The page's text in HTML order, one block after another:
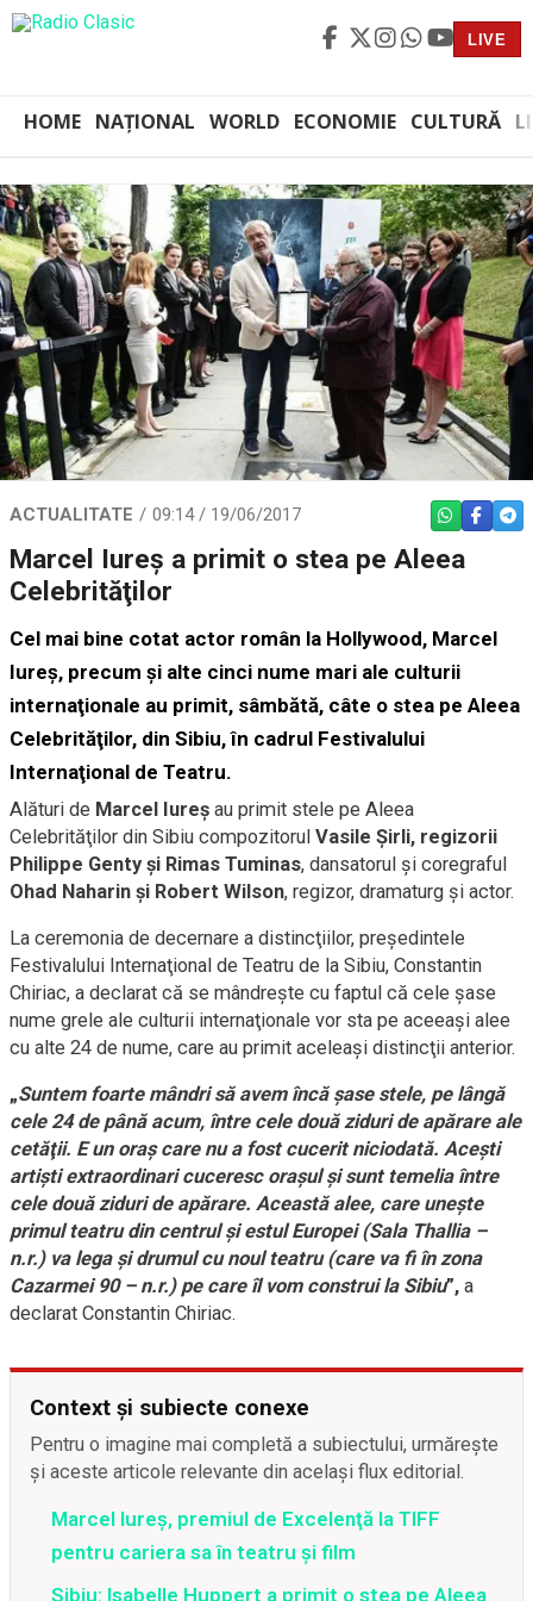
LIVE
HOME NAȚIONAL WORLD ECONOMIE CULTURĂ
ACTUALITATE 09:14 / 19/06/2017 WHATSAPP
Marcel Iureş a primit o stea pe Aleea
Celebrităţilor
Cel mai bine cotat actor român la Hollywood, Marcel
Iureş, precum şi alte cinci nume mari ale culturii
internaţionale au primit, sâmbătă, câte o stea pe Aleea
Celebrităţilor, din Sibiu, în cadrul Festivalului
Internaţional de Teatru.
Alături de Marcel Iureş au primit stele pe Aleea
Celebrităţilor din Sibiu compozitorul Vasile Şirli, regizorii
Philippe Genty şi Rimas Tuminas, dansatorul şi coregraful
Ohad Naharin şi Robert Wilson, regizor, dramaturg şi actor.
La ceremonia de decernare a distincţiilor, preşedintele
Festivalului Internaţional de Teatru de la Sibiu, Constantin
Chiriac, a declarat că se mândreşte cu faptul că cele şase
nume grele ale culturii internaţionale vor sta pe aceeaşi alee
cu alte 24 de nume, care au primit aceleaşi distincţii anterior.
„Suntem foarte mândri să avem încă şase stele, pe lângă
cele 24 de până acum, între cele două ziduri de apărare ale
cetăţii. E un oraş care nu a fost cucerit niciodată. Aceşti
artişti extraordinari cuceresc oraşul şi sunt temelia între
cele două ziduri de apărare. Această alee, care uneşte
primul teatru din centrul şi estul Europei (Sala Thallia –
n.r.) va lega şi drumul cu noul teatru (care va fi în zona
Cazarmei 90 – n.r.) pe care îl vom construi la Sibiu”, a
declarat Constantin Chiriac.
Context și subiecte conexe
Pentru o imagine mai completă a subiectului, urmărește
și aceste articole relevante din același flux editorial.
Marcel Iureş, premiul de Excelenţă la TIFF
pentru cariera sa în teatru şi film
Sibiu: Isabelle Huppert a primit o stea pe Aleea